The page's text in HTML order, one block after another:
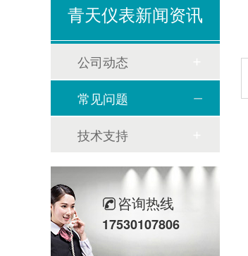
青天仪表新闻资讯
公司动态
常见问题
技术支持
咨询热线
17530107806